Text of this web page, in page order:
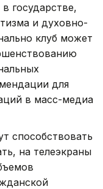
государстве,
и духовно-
клуб может
для
в масс-медиа
способствовать
на телеэкраны